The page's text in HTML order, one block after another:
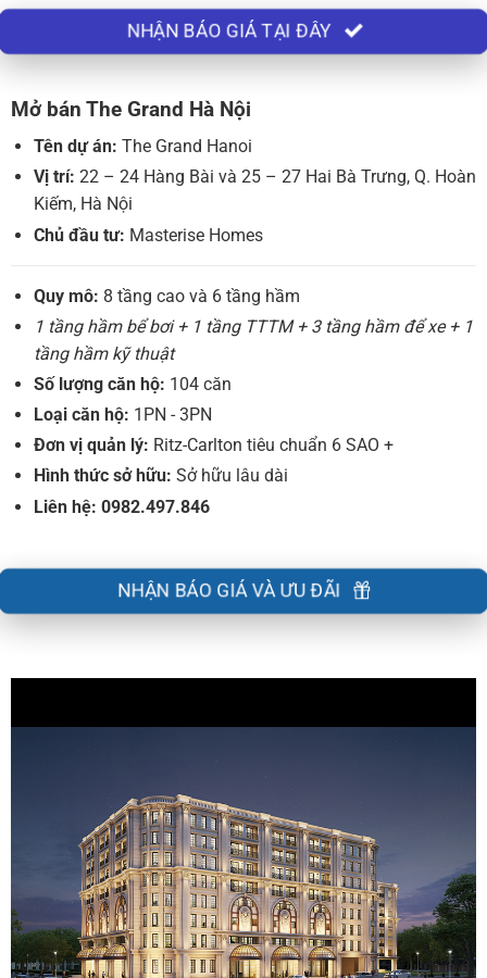
NHẬN BÁO GIÁ TẠI ĐÂY
Mở bán The Grand Hà Nội
Tên dự án: The Grand Hanoi
Vị trí: 22 – 24 Hàng Bài và 25 – 27 Hai Bà Trưng, Q. Hoàn
Kiếm, Hà Nội
Chủ đầu tư: Masterise Homes
Quy mô: 8 tầng cao và 6 tầng hầm
1 tầng hầm bể bơi + 1 tầng TTTM + 3 tầng hầm để xe + 1
tầng hầm kỹ thuật
Số lượng căn hộ: 104 căn
Loại căn hộ: 1PN - 3PN
Đơn vị quản lý: Ritz-Carlton tiêu chuẩn 6 SAO +
Hình thức sở hữu: Sở hữu lâu dài
Liên hệ: 0982.497.846
NHẬN BÁO GIÁ VÀ ƯU ĐÃI